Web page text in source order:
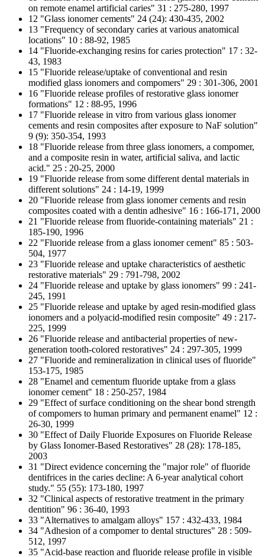
on remote enamel artificial caries" 31 : 275-280, 1997
12 "Glass ionomer cements" 24 (24): 430-435, 2002
13 "Frequency of secondary caries at various anatomical
locations" 10 : 88-92, 1985
14 "Fluoride-exchanging resins for caries protection" 17 : 32-
43, 1983
15 "Fluoride release/uptake of conventional and resin
modified glass ionomers and compomers" 29 : 301-306, 2001
16 "Fluoride release profiles of restorative glass ionomer
formations" 12 : 88-95, 1996
17 "Fluoride release in vitro from various glass ionomer
cements and resin composites after exposure to NaF solution"
9 (9): 350-354, 1993
18 "Fluoride release from three glass ionomers, a compomer,
and a composite resin in water, artificial saliva, and lactic
acid." 25 : 20-25, 2000
19 "Fluoride release from some different dental materials in
different solutions" 24 : 14-19, 1999
20 "Fluoride release from glass ionomer cements and resin
composites coated with a dentin adhesive" 16 : 166-171, 2000
21 "Fluoride release from fluoride-containing materials" 21 :
185-190, 1996
22 "Fluoride release from a glass ionomer cement" 85 : 503-
504, 1977
23 "Fluoride release and uptake characteristics of aesthetic
restorative materials" 29 : 791-798, 2002
24 "Fluoride release and uptake by glass ionomers" 99 : 241-
245, 1991
25 "Fluoride release and uptake by aged resin-modified glass
ionomers and a polyacid-modified resin composite" 49 : 217-
225, 1999
26 "Fluoride release and antibacterial properties of new-
generation tooth-colored restoratives" 24 : 297-305, 1999
27 "Fluoride and remineralization in clinical uses of fluoride"
153-175, 1985
28 "Enamel and cementum fluoride uptake from a glass
ionomer cement" 18 : 250-257, 1984
29 "Effect of surface conditioning on the shear bond strength
of compomers to human primary and permanent enamel" 12 :
26-30, 1999
30 "Effect of Daily Fluoride Exposures on Fluoride Release
by Glass Ionomer-Based Restoratives" 28 (28): 178-185,
2003
31 "Direct evidence concerning the "major role" of fluoride
dentifrices in the caries decline: A 6-year analytical cohort
study." 55 (55): 173-180, 1997
32 "Clinical aspects of restorative treatment in the primary
dentition" 96 : 36-40, 1993
33 "Alternatives to amalgam alloys" 157 : 432-433, 1984
34 "Adhesion of a compomer to dental structures" 28 : 509-
512, 1997
35 "Acid-base reaction and fluoride release profile in visible